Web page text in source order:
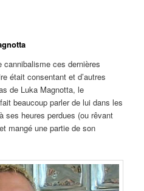
ces dernières
était consentant et d’autres
de Luka Magnotta, le
beaucoup parler de lui dans les
ses heures perdues (ou rêvant
mangé une partie de son